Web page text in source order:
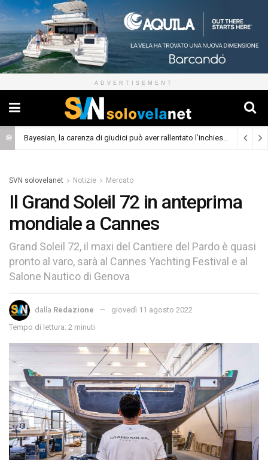
ADVERTISEMENT
Bayesian, la carenza di giudici può aver rallentato l’inchiesta (Cronaca)
SVN solovelanet Notizie Mercato
Il Grand Soleil 72 in anteprima
mondiale a Cannes
Grand Soleil 72, il maxi del Cantiere del Pardo è quasi
pronto al varo, sarà al Cannes Yachting Festival e al
Salone Nautico di Genova
dalla Redazione
giovedì 11 agosto 2022
Tempo di lettura: 2 minuti